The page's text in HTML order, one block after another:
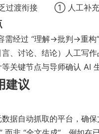
过渡衔接 ① 人工补充
需经过 “理解→批判→重
言、讨论、结论）人工写
等关键节点与导师确认 AI
建议
数据自动抓取的平台，确